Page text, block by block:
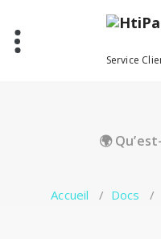
contenu
Service
🌍
Accueil / Docs /